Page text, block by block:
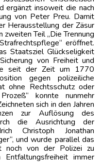
ergänzt insoweit die nach
von Peter Preu. Damit
Herausstellung der Zäsur
Teil „Die Trennung
eröffnet.
Staatsziel Glückseligkeit
von Freiheit und
seit der Zeit um 1770
gegen polizeiliche
ohne Rechtsschutz oder
konnte nunmehr
sich in den Jahren
zur Auflösung des
die Ausrichtung der
Christoph Jonathan
und wurde parallel das
noch von der Polizei zu
Entfaltungsfreiheit immer